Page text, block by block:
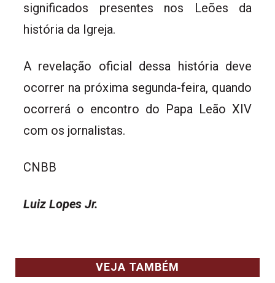
significados presentes nos Leões da
história da Igreja.
A revelação oficial dessa história deve
ocorrer na próxima segunda-feira, quando
ocorrerá o encontro do Papa Leão XIV
com os jornalistas.
CNBB
Luiz Lopes Jr.
VEJA TAMBÉM